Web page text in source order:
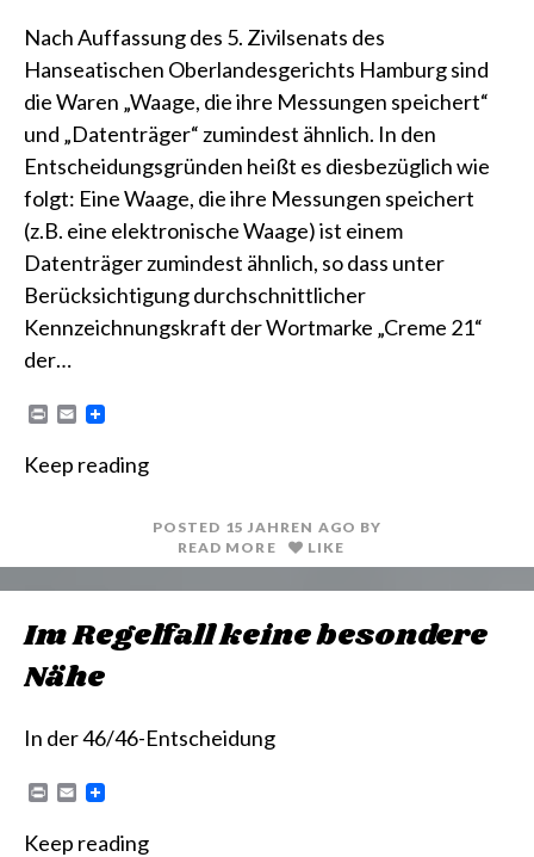
Nach Auffassung des 5. Zivilsenats des
Hanseatischen Oberlandesgerichts Hamburg sind
die Waren „Waage, die ihre Messungen speichert“
und „Datenträger“ zumindest ähnlich. In den
Entscheidungsgründen heißt es diesbezüglich wie
folgt: Eine Waage, die ihre Messungen speichert
(z.B. eine elektronische Waage) ist einem
Datenträger zumindest ähnlich, so dass unter
Berücksichtigung durchschnittlicher
Kennzeichnungskraft der Wortmarke „Creme 21“
der…
P
n
E
i
Keep reading
POSTED 15 JAHREN AGO BY
READ MORE
LIKE
Im Regelfall keine besondere
Nähe
In der 46/46-Entscheidung
n
E
i
Keep reading